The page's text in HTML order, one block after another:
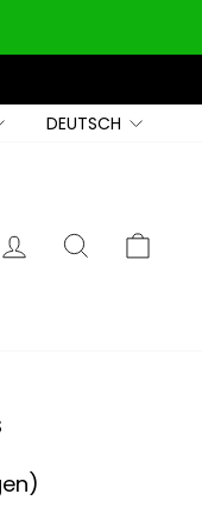
Sprache
DEUTSCH
EINLOGGEN
SUCHE